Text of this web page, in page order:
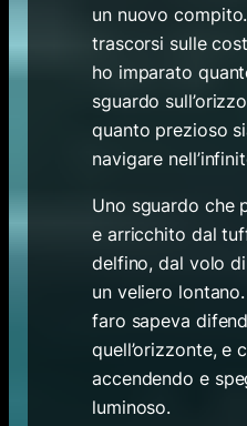
un nuovo
trascorsi sulle
ho imparato
sguardo
quanto prezioso
navigare
Uno sguardo che
e arricchito dal
delfino, dal volo
un veliero
faro sapeva
quell’orizzonte, e
accendendo e
luminoso.